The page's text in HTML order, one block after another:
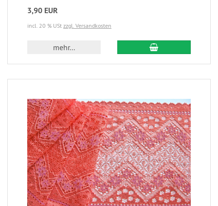
3,90 EUR
incl. 20 % USt zzgl. Versandkosten
mehr...